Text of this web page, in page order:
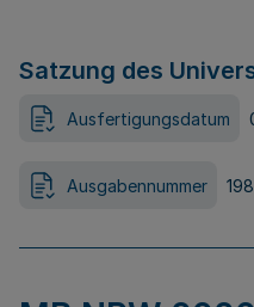
Satzung des
Ausfertigungsdatum
Ausgabennummer 198